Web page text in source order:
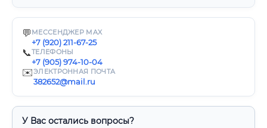
💬 МЕССЕНДЖЕР MAX
+7 (920) 211-67-25
📞ТЕЛЕФОНЫ
+7 (905) 974-10-04
✉️ЭЛЕКТРОННАЯ ПОЧТА
382652@mail.ru
У Вас остались вопросы?